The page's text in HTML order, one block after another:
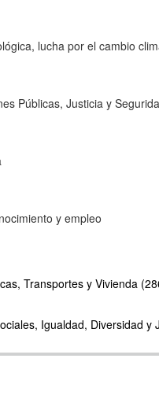
lucha por el cambio
Públicas, Justicia y
y empleo
Transportes y Vivienda
Igualdad, Diversidad y